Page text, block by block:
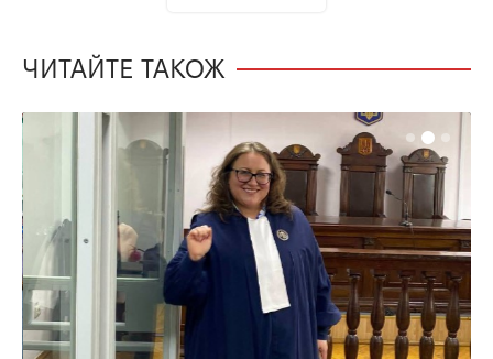
ЧИТАЙТЕ ТАКОЖ